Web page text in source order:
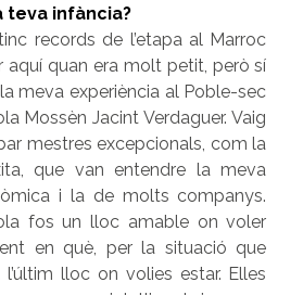
teva infància?
records de l’etapa al Marroc
aquí quan era molt petit, però sí
meva experiència al Poble-sec
Mossèn Jacint Verdaguer. Vaig
mestres excepcionals, com la
que van entendre la meva
i la de molts companys.
fos un lloc amable on voler
en què, per la situació que
lloc on volies estar. Elles